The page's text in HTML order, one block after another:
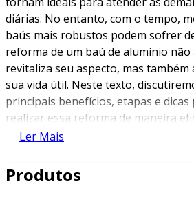
diárias. No entanto, com o tempo,
baús mais robustos podem sofrer
reforma de um baú de alumínio não
revitaliza seu aspecto, mas também
sua vida útil. Neste texto,
principais benefícios, etapas e dicas
realizar essa reforma de maneira
Benefícios da Reforma de
Ler Mais
Produtos